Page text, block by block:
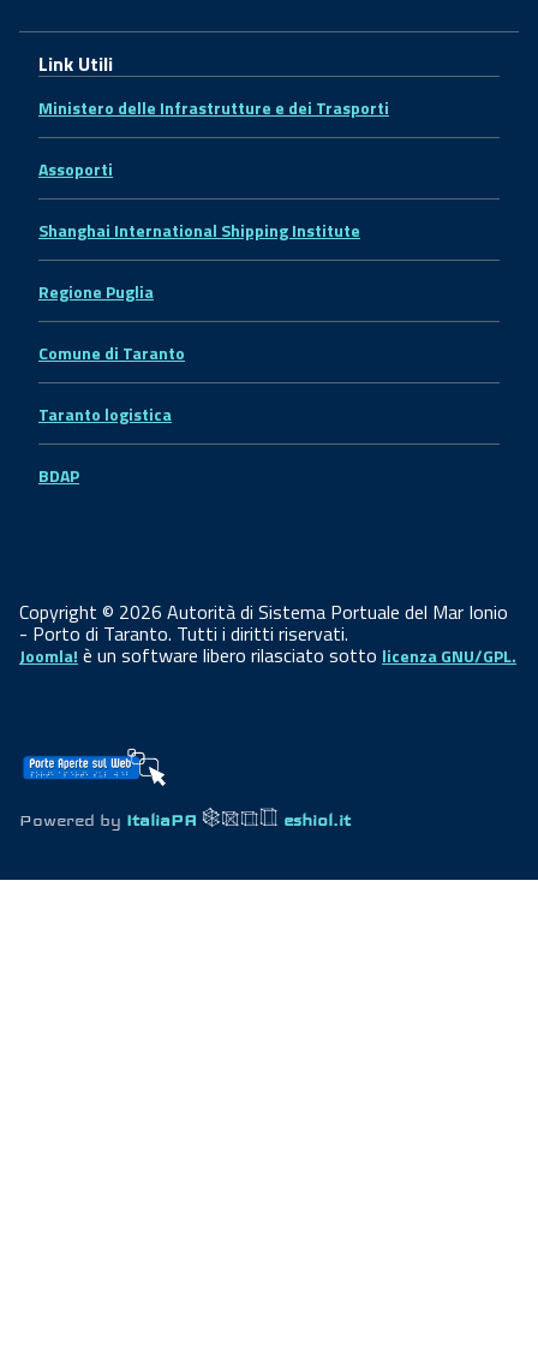
Link Utili
Ministero delle Infrastrutture e dei Trasporti
Assoporti
Shanghai International Shipping Institute
Regione Puglia
Comune di Taranto
Taranto logistica
BDAP
Copyright © 2026 Autorità di Sistema Portuale del Mar Ionio
- Porto di Taranto. Tutti i diritti riservati.
Joomla! è un software libero rilasciato sotto licenza GNU/GPL.
Powered by ItaliaPA eshiol.it